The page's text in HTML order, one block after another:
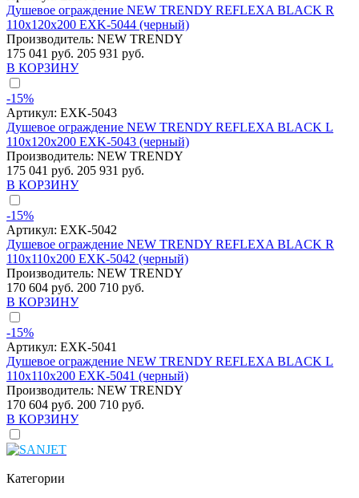
Душевое ограждение NEW TRENDY REFLEXA BLACK R
110x120x200 EXK-5044 (черный)
Производитель: NEW TRENDY
175 041 руб. 205 931 руб.
В КОРЗИНУ
-15%
Артикул: EXK-5043
Душевое ограждение NEW TRENDY REFLEXA BLACK L
110x120x200 EXK-5043 (черный)
Производитель: NEW TRENDY
175 041 руб. 205 931 руб.
В КОРЗИНУ
-15%
Артикул: EXK-5042
Душевое ограждение NEW TRENDY REFLEXA BLACK R
110x110x200 EXK-5042 (черный)
Производитель: NEW TRENDY
170 604 руб. 200 710 руб.
В КОРЗИНУ
-15%
Артикул: EXK-5041
Душевое ограждение NEW TRENDY REFLEXA BLACK L
110x110x200 EXK-5041 (черный)
Производитель: NEW TRENDY
170 604 руб. 200 710 руб.
В КОРЗИНУ
Категории